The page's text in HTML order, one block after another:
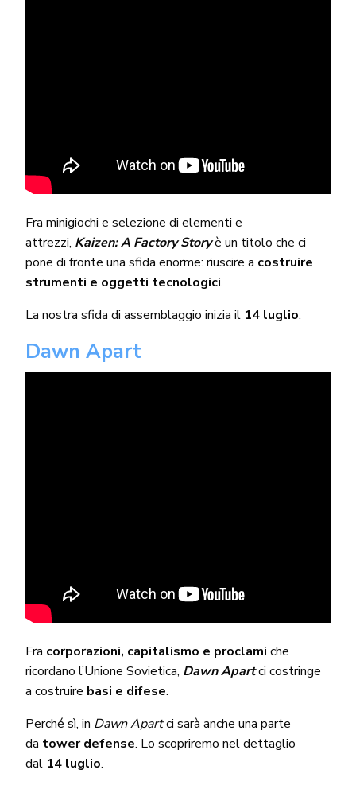
Fra minigiochi e selezione di elementi e
attrezzi, Kaizen: A Factory Storyè un titolo che ci
pone di fronte una sfida enorme: riuscire a costruire
strumenti e oggetti tecnologici.
La nostra sfida di assemblaggio inizia il 14 luglio.
Dawn Apart
Fra corporazioni, capitalismo e proclamiche
ricordano l’Unione Sovietica, Dawn Apartci costringe
a costruire basi e difese.
Perché sì, in Dawn Apartci sarà anche una parte
da tower defense. Lo scopriremo nel dettaglio
dal 14 luglio.